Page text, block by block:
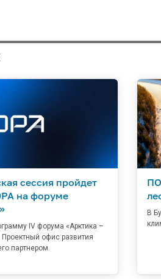
сессия пройдет
на форуме
IV форума «Арктика –
офис развития
партнером.
В